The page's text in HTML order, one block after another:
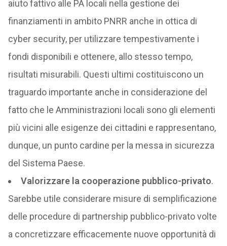
aiuto fattivo alle PA locali nella gestione dei
finanziamenti in ambito PNRR anche in ottica di
cyber security, per utilizzare tempestivamente i
fondi disponibili e ottenere, allo stesso tempo,
risultati misurabili. Questi ultimi costituiscono un
traguardo importante anche in considerazione del
fatto che le Amministrazioni locali sono gli elementi
più vicini alle esigenze dei cittadini e rappresentano,
dunque, un punto cardine per la messa in sicurezza
del Sistema Paese.
Valorizzare la cooperazione pubblico-privato.
Sarebbe utile considerare misure di semplificazione
delle procedure di partnership pubblico-privato volte
a concretizzare efficacemente nuove opportunità di